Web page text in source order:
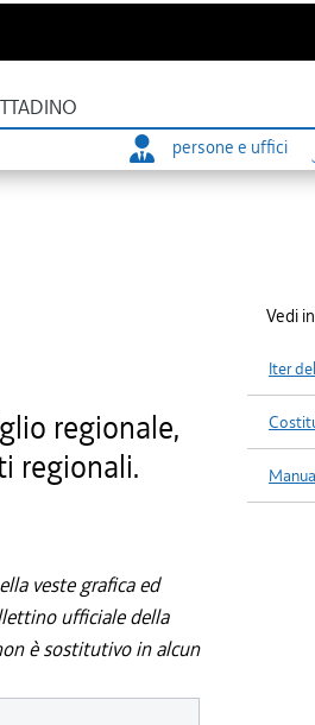
persone e uffici
regionale,
regionali.
veste grafica ed
ufficiale della
è sostitutivo in alcun
Vedi
Iter